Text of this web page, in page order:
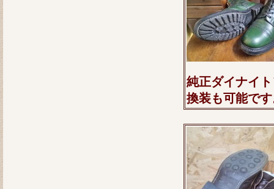
純正ダイナイ
換装も可能で